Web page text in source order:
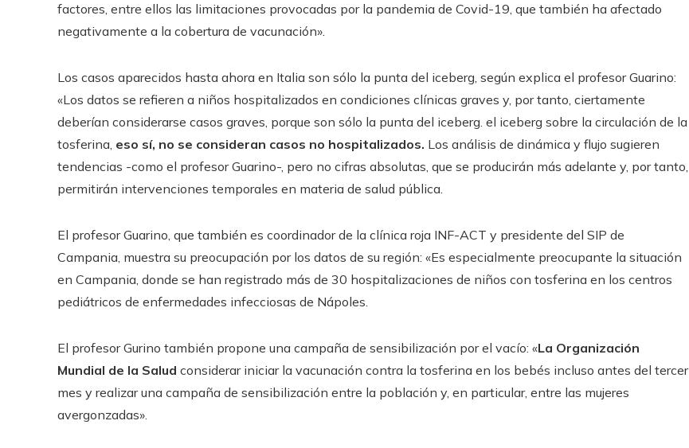
factores, entre ellos las limitaciones provocadas por la pandemia de Covid-19, que también ha afectado
negativamente a la cobertura de vacunación».
Los casos aparecidos hasta ahora en Italia son sólo la punta del iceberg, según explica el profesor Guarino:
«Los datos se refieren a niños hospitalizados en condiciones clínicas graves y, por tanto, ciertamente
deberían considerarse casos graves, porque son sólo la punta del iceberg. el iceberg sobre la circulación de la
tosferina, eso sí, no se consideran casos no hospitalizados. Los análisis de dinámica y flujo sugieren
tendencias -como el profesor Guarino-, pero no cifras absolutas, que se producirán más adelante y, por tanto,
permitirán intervenciones temporales en materia de salud pública.
El profesor Guarino, que también es coordinador de la clínica roja INF-ACT y presidente del SIP de
Campania, muestra su preocupación por los datos de su región: «Es especialmente preocupante la situación
en Campania, donde se han registrado más de 30 hospitalizaciones de niños con tosferina en los centros
pediátricos de enfermedades infecciosas de Nápoles.
El profesor Gurino también propone una campaña de sensibilización por el vacío: «La Organización
Mundial de la Salud considerar iniciar la vacunación contra la tosferina en los bebés incluso antes del tercer
mes y realizar una campaña de sensibilización entre la población y, en particular, entre las mujeres
avergonzadas».